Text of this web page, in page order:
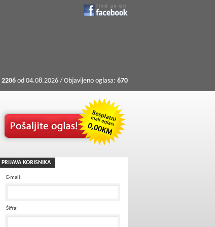
2206 od 04.08.2026 / Objavljeno oglasa: 670
PRIJAVA KORISNIKA
E-mail:
Šifra: